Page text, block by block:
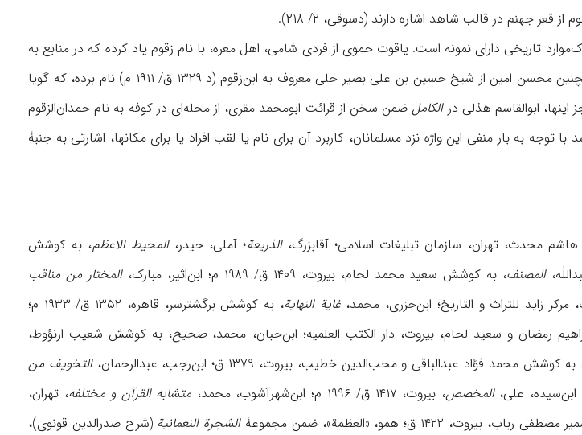
جهنم در قالب شاهد اشاره دارند (دسوقی، ۲/ ۲۱۸).
تاريخی دارای نمونه است. ياقوت حموی از فردی شامی، اهل معره، با نام زقوم ياد کرده که در منابع به
زقوم معری نامور است (۱۰/ ۱۰۱؛ صفدی، ۱۲/ ۵۴). همچنين محسن امين از شيخ حسين بن علی بصير حلی معروف به ابن‌زقوم (د ۱۳۲۹ ق/ ۱۹۱۱ م) نام برده، که گويا
الکامل ضمن سخن از قرائت ابومحمد مقری، از محله‌ای در کوفه به نام حمدان‌الزقوم
۲/ ۶۲۴). به نظر می‌رسد با توجه به بار منفی اين واژه نزد مسلمانان، کاربرد آن برای نام يا لقب افراد يا برای مکانها، اشارتی به جنبۀ
محدث، تهران، سازمان تبليغات اسلامی؛ آقابزرگ،الذريعة؛ آملی، حيدر،المحيط الاعظم، به کوشش
المصنف، به کوشش سعيد محمد لحام، بيروت، ۱۴۰۹ ق/ ۱۹۸۹ م؛ ابن‌اثیر، مبارک،
المختار من مناقب
زايد للتراث و التاريخ؛ ابن‌جزری، محمد،غاية النهاية
، به‌ کوشش‌ برگشترسر، قاهره‌، ۱۳۵۲ ق/ ۱۹۳۳ م؛
رمضان و سعید لحام، بيروت، دار الکتب العلميه؛ ابن‌حبان‌، محمد،صحيح، به کوشش شعيب ارنؤوط،
به کوشش محمد فؤاد عبدالباقی و محب‌الدين خطيب، بيروت، ۱۳۷۹ ق؛ ابن‌رجب، عبدالرحمان،
التخویف من
المخصص، بیروت، ۱۴۱۷ ق/ ۱۹۹۶ م؛ ابن‌شهرآشوب‌، محمد، متشابه‌ القرآن‌ و مختلفه‌، تهران‌،
بيروت، ۱۴۲۲ ق؛ همو، «العظمة»، ضمن مجموعۀ الشجرة النعمانية(شرح صدرالدين قونوی)،